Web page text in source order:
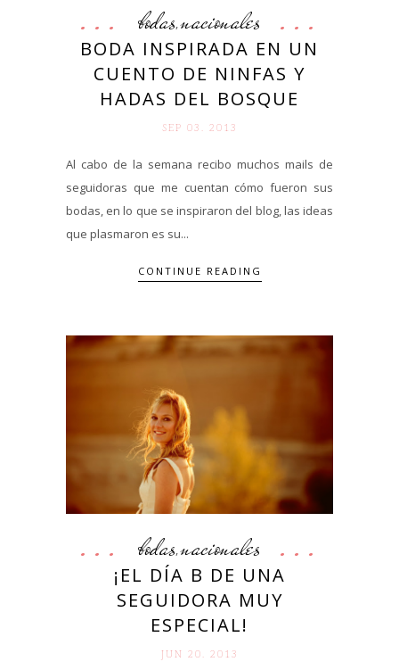
bodas,nacionales
BODA INSPIRADA EN UN
CUENTO DE NINFAS Y
HADAS DEL BOSQUE
SEP 03. 2013
Al cabo de la semana recibo muchos mails de
seguidoras que me cuentan cómo fueron sus
bodas, en lo que se inspiraron del blog, las ideas
que plasmaron es su...
CONTINUE READING
bodas ,nacionales
¡EL DÍA B DE UNA
SEGUIDORA MUY
ESPECIAL!
JUN 20. 2013